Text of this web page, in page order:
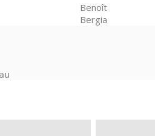
Benoît
Bergia